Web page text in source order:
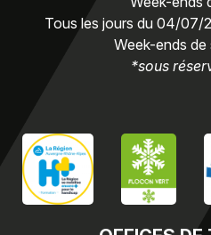
Tous les jours du 04/
Week-ends
*sous